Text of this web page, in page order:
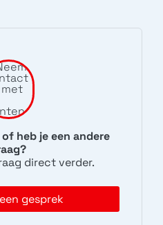
25098PN5AC
heb je een andere
direct verder.
gesprek